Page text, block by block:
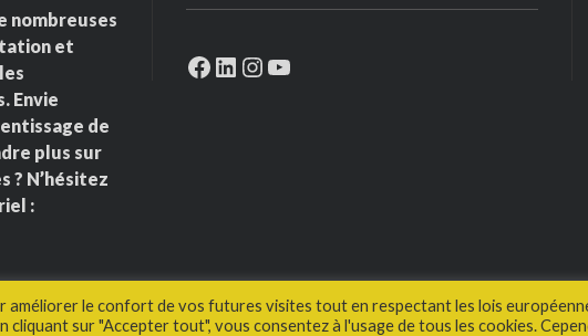
nombreuses
et
Envie
de
plus sur
? N’hésitez
:
Facebook
LinkedIn
Instagram
YouTube
améliorer le confort de vos futures visites tout en respectant les lois
cliquant sur "Accepter tout", vous consentez à l'usage de tous les cookies.